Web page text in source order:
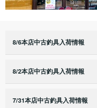
8/6本店中古釣具入荷情報
8/2本店中古釣具入荷情報
7/31本店中古釣具入荷情報